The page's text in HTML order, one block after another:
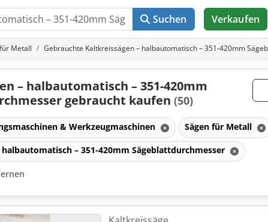
Suchen Verkaufen
Metall Gebrauchte Kaltkreissägen – halbautomatisch – 351-420mm
– halbautomatisch – 351-420mm
gebraucht kaufen (50)
& Werkzeugmaschinen Sägen für Metall
halbautomatisch – 351-420mm Sägeblattdurchmesser